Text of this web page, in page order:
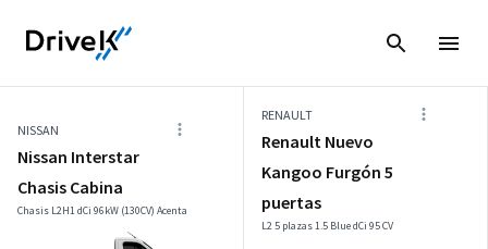
NISSAN
Nissan Interstar
Chasis Cabina
Chasis L2H1 dCi 96kW (130CV) Acenta
RENAULT
Renault Nuevo
Kangoo Furgón 5
puertas
L2 5 plazas 1.5 Blue dCi 95 CV